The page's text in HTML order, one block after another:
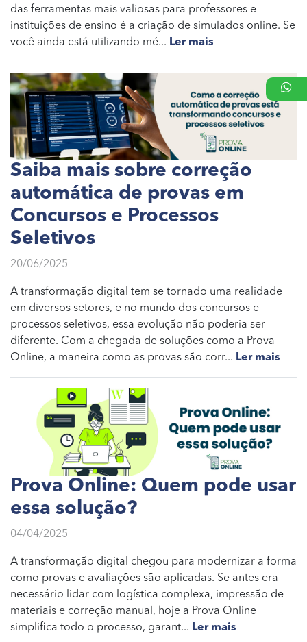
das ferramentas mais valiosas para professores e
instituições de ensino é a criação de simulados online. Se
você ainda está utilizando mé... Ler mais
Saiba mais sobre correção
automática de provas em
Concursos e Processos
Seletivos
20/06/2025
A transformação digital tem se tornado uma realidade
em diversos setores, e no mundo dos concursos e
processos seletivos, essa evolução não poderia ser
diferente. Com a chegada de soluções como a Prova
Online, a maneira como as provas são corr... Ler mais
Prova Online: Quem pode usar
essa solução?
04/04/2025
A transformação digital chegou para modernizar a forma
como provas e avaliações são aplicadas. Se antes era
necessário lidar com logística complexa, impressão de
materiais e correção manual, hoje a Prova Online
simplifica todo o processo, garant... Ler mais